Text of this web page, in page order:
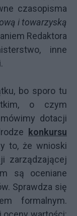
czasopisma
i towarzyską
Redaktora
inne
bo sporo tu
o czym
dotacji
konkursu
to, że wnioski
zarządzającej
są oceniane
Sprawdza się
formalnym.